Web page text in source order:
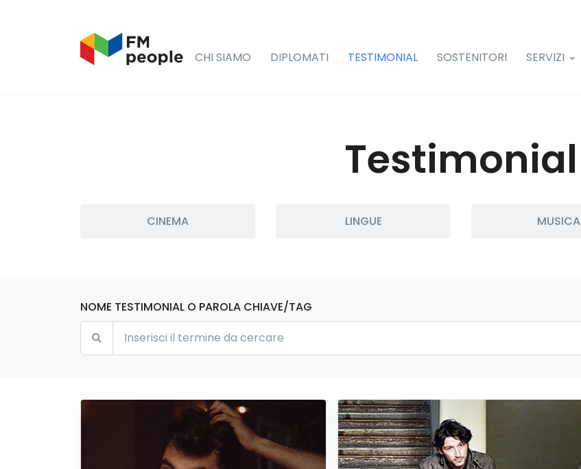
CHI SIAMO DIPLOMATI TESTIMONIAL SOSTENITORI SERVIZI
Testimonial
CINEMA LINGUE MUSICA
NOME TESTIMONIAL O PAROLA CHIAVE/TAG